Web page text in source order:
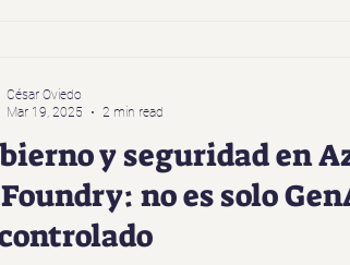
y seguridad en
no es solo
César Oviedo
Mar 19, 2025
2 min read